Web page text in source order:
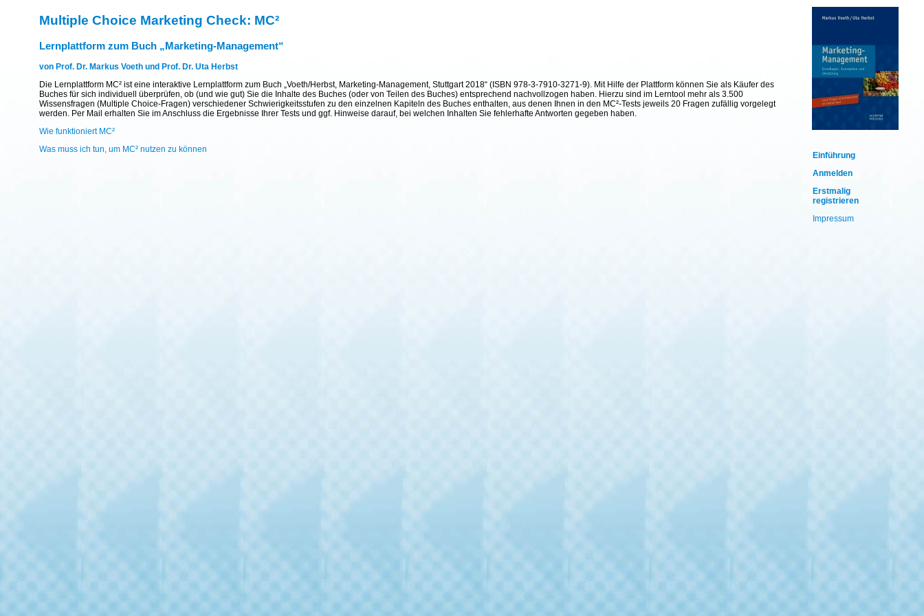
Einführung
Anmelden
Erstmalig
registrieren
Impressum
Multiple Choice Marketing Check: MC²
Lernplattform zum Buch „Marketing-Management“
von Prof. Dr. Markus Voeth und Prof. Dr. Uta Herbst
Die Lernplattform MC² ist eine interaktive Lernplattform zum Buch „Voeth/Herbst, Marketing-Management, Stuttgart 2018“ (ISBN 978-3-7910-3271-9). Mit Hilfe der Plattform können Sie als Käufer des
Buches für sich individuell überprüfen, ob (und wie gut) Sie die Inhalte des Buches (oder von Teilen des Buches) entsprechend nachvollzogen haben. Hierzu sind im Lerntool mehr als 3.500
Wissensfragen (Multiple Choice-Fragen) verschiedener Schwierigkeitsstufen zu den einzelnen Kapiteln des Buches enthalten, aus denen Ihnen in den MC²-Tests jeweils 20 Fragen zufällig vorgelegt
werden. Per Mail erhalten Sie im Anschluss die Ergebnisse Ihrer Tests und ggf. Hinweise darauf, bei welchen Inhalten Sie fehlerhafte Antworten gegeben haben.
Wie funktioniert MC²
Was muss ich tun, um MC² nutzen zu können